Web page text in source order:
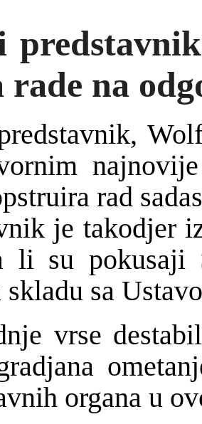
rade na
rad
je takodjer
li su pokusaji
sa
vrse
organa u